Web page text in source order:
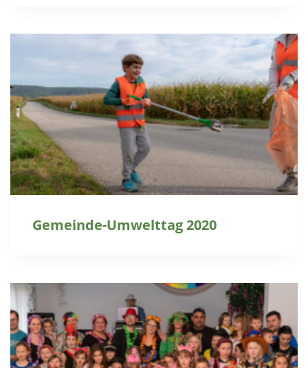
Gemeinde-Umwelttag 2020